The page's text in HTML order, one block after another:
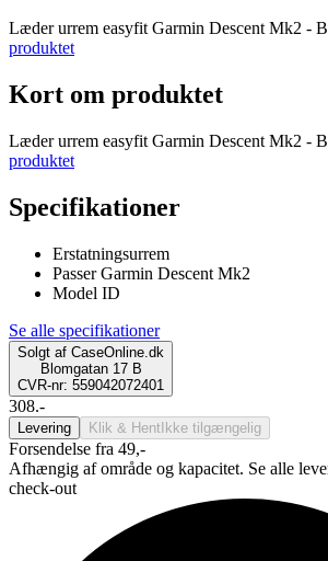
Læder urrem easyfit Garmin Descent Mk2 -
produktet
Kort om produktet
Læder urrem easyfit Garmin Descent Mk2 -
produktet
Specifikationer
Erstatningsurrem
Passer Garmin Descent Mk2
Model ID
Se alle specifikationer
Solgt af CaseOnline.dk
Blomgatan 17 B
CVR-nr: 559042072401
308.-
Levering Klik & Hent Ikke tilgængelig
Forsendelse fra 49,-
Afhængig af område og kapacitet. Se alle
check-out